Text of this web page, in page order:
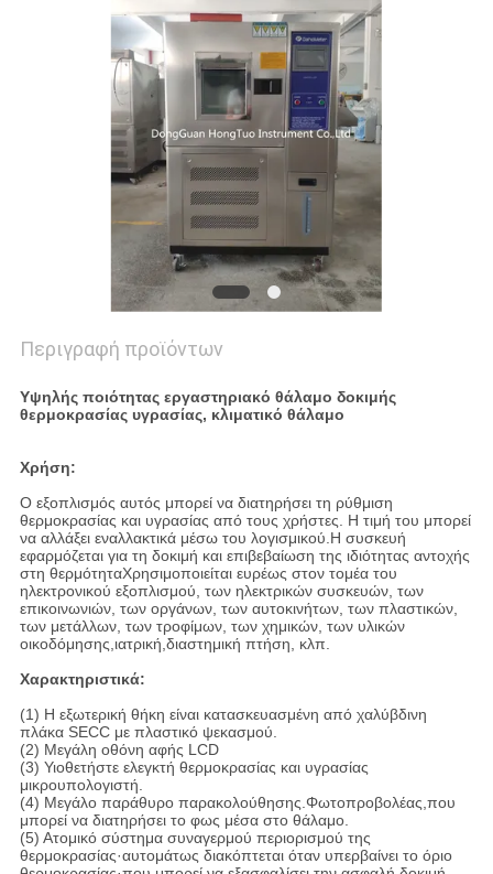
Περιγραφή προϊόντων
Υψηλής ποιότητας εργαστηριακό θάλαμο δοκιμής
θερμοκρασίας υγρασίας, κλιματικό θάλαμο
Χρήση:
Ο εξοπλισμός αυτός μπορεί να διατηρήσει τη ρύθμιση
θερμοκρασίας και υγρασίας από τους χρήστες. Η τιμή του μπορεί
να αλλάξει εναλλακτικά μέσω του λογισμικού.Η συσκευή
εφαρμόζεται για τη δοκιμή και επιβεβαίωση της ιδιότητας αντοχής
στη θερμότηταΧρησιμοποιείται ευρέως στον τομέα του
ηλεκτρονικού εξοπλισμού, των ηλεκτρικών συσκευών, των
επικοινωνιών, των οργάνων, των αυτοκινήτων, των πλαστικών,
των μετάλλων, των τροφίμων, των χημικών, των υλικών
οικοδόμησης,ιατρική,διαστημική πτήση, κλπ.
Χαρακτηριστικά:
(1) Η εξωτερική θήκη είναι κατασκευασμένη από χαλύβδινη
πλάκα SECC με πλαστικό ψεκασμού.
(2) Μεγάλη οθόνη αφής LCD
(3) Υιοθετήστε ελεγκτή θερμοκρασίας και υγρασίας
μικρουπολογιστή.
(4) Μεγάλο παράθυρο παρακολούθησης.Φωτοπροβολέας,που
μπορεί να διατηρήσει το φως μέσα στο θάλαμο.
(5) Ατομικό σύστημα συναγερμού περιορισμού της
θερμοκρασίας·αυτομάτως διακόπτεται όταν υπερβαίνει το όριο